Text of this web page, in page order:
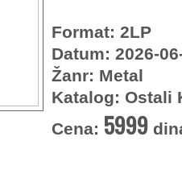
Format: 2LP
Datum: 2026-
Žanr: Metal
Katalog: Ostali
Cena: 5999